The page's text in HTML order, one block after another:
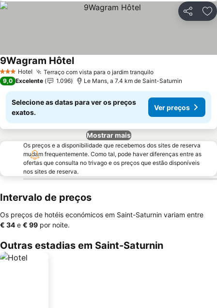
Partilhar
3 EstrelasHotel Terraço com vista para o jardim tranquiloVer preços
9Wagram HôtelVer preços
9,0 Excelente 1.096 Le Mans, a 7.4 km de Saint-Saturnin
Selecione as datas para ver os preços
exatos.
Ver preços
Mostrar mais
Os preços e a disponibilidade que recebemos dos sites de reserva
mudam frequentemente. Como tal, pode haver diferenças entre as
ofertas que consulta no trivago e os preços que estão disponíveis
nos sites de reserva.
Intervalo de preços
Os preços de hotéis económicos em Saint-Saturnin variam entre
‎€ 34 e ‎€ 99 por noite.
Outras estadias em Saint-Saturnin